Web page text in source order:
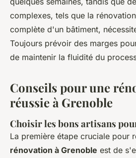
complexes, tels que la
complète d'un bâtiment,
Toujours prévoir des marges
de maintenir la fluidité du
Conseils pour une
réussie à Grenoble
Choisir les bons artisans
La première étape cruciale pour
rénovation à Grenoble est de